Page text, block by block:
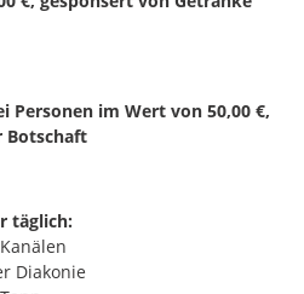
im Wert von 50,00 €,
Botschaft
täglich:
Diakonie